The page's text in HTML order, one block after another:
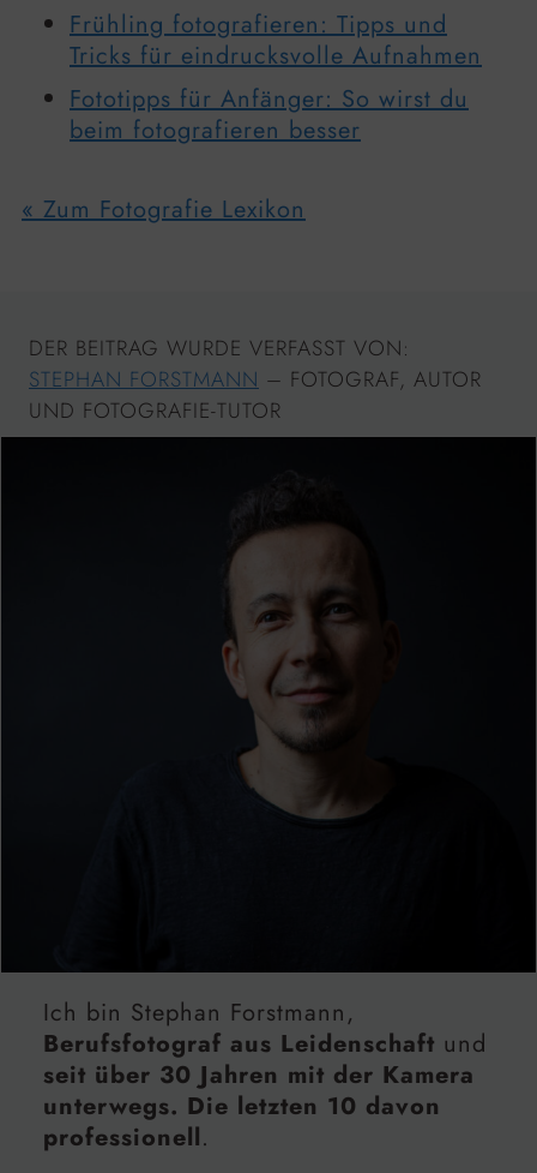
Frühling fotografieren: Tipps und
Tricks für eindrucksvolle Aufnahmen
Fototipps für Anfänger: So wirst du
beim fotografieren besser
« Zum Fotografie Lexikon
DER BEITRAG WURDE VERFASST VON:
STEPHAN FORSTMANN – FOTOGRAF, AUTOR
UND FOTOGRAFIE-TUTOR
Ich bin Stephan Forstmann,
Berufsfotograf aus Leidenschaft und
seit über 30 Jahren mit der Kamera
unterwegs. Die letzten 10 davon
professionell.